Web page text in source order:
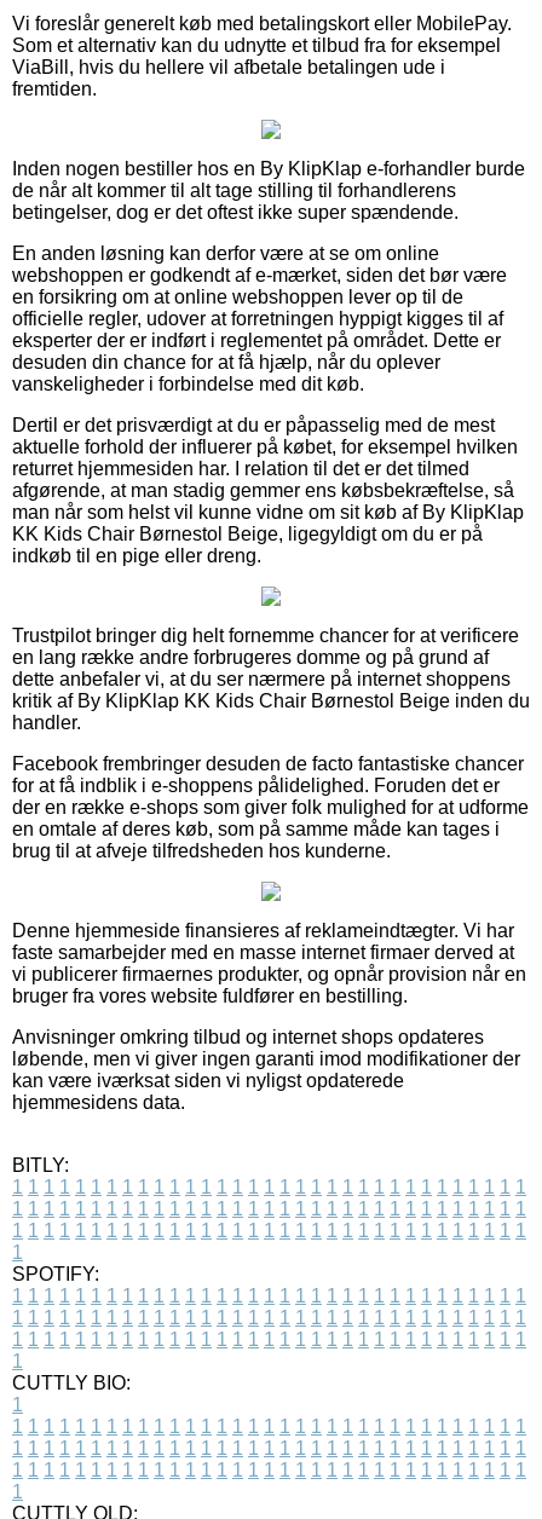
Vi foreslår generelt køb med betalingskort eller MobilePay.
Som et alternativ kan du udnytte et tilbud fra for eksempel
ViaBill, hvis du hellere vil afbetale betalingen ude i
fremtiden.
Inden nogen bestiller hos en By KlipKlap e-forhandler burde
de når alt kommer til alt tage stilling til forhandlerens
betingelser, dog er det oftest ikke super spændende.
En anden løsning kan derfor være at se om online
webshoppen er godkendt af e-mærket, siden det bør være
en forsikring om at online webshoppen lever op til de
officielle regler, udover at forretningen hyppigt kigges til af
eksperter der er indført i reglementet på området. Dette er
desuden din chance for at få hjælp, når du oplever
vanskeligheder i forbindelse med dit køb.
Dertil er det prisværdigt at du er påpasselig med de mest
aktuelle forhold der influerer på købet, for eksempel hvilken
returret hjemmesiden har. I relation til det er det tilmed
afgørende, at man stadig gemmer ens købsbekræftelse, så
man når som helst vil kunne vidne om sit køb af By KlipKlap
KK Kids Chair Børnestol Beige, ligegyldigt om du er på
indkøb til en pige eller dreng.
Trustpilot bringer dig helt fornemme chancer for at verificere
en lang række andre forbrugeres domme og på grund af
dette anbefaler vi, at du ser nærmere på internet shoppens
kritik af By KlipKlap KK Kids Chair Børnestol Beige inden du
handler.
Facebook frembringer desuden de facto fantastiske chancer
for at få indblik i e-shoppens pålidelighed. Foruden det er
der en række e-shops som giver folk mulighed for at udforme
en omtale af deres køb, som på samme måde kan tages i
brug til at afveje tilfredsheden hos kunderne.
Denne hjemmeside finansieres af reklameindtægter. Vi har
faste samarbejder med en masse internet firmaer derved at
vi publicerer firmaernes produkter, og opnår provision når en
bruger fra vores website fuldfører en bestilling.
Anvisninger omkring tilbud og internet shops opdateres
løbende, men vi giver ingen garanti imod modifikationer der
kan være iværksat siden vi nyligst opdaterede
hjemmesidens data.
BITLY:
1 1 1 1 1 1 1 1 1 1 1 1 1 1 1 1 1 1 1 1 1 1 1 1 1 1 1 1 1 1 1 1 1
1 1 1 1 1 1 1 1 1 1 1 1 1 1 1 1 1 1 1 1 1 1 1 1 1 1 1 1 1 1 1 1 1
1 1 1 1 1 1 1 1 1 1 1 1 1 1 1 1 1 1 1 1 1 1 1 1 1 1 1 1 1 1 1 1 1
1
SPOTIFY:
1 1 1 1 1 1 1 1 1 1 1 1 1 1 1 1 1 1 1 1 1 1 1 1 1 1 1 1 1 1 1 1 1
1 1 1 1 1 1 1 1 1 1 1 1 1 1 1 1 1 1 1 1 1 1 1 1 1 1 1 1 1 1 1 1 1
1 1 1 1 1 1 1 1 1 1 1 1 1 1 1 1 1 1 1 1 1 1 1 1 1 1 1 1 1 1 1 1 1
1
CUTTLY BIO:
1
1 1 1 1 1 1 1 1 1 1 1 1 1 1 1 1 1 1 1 1 1 1 1 1 1 1 1 1 1 1 1 1 1
1 1 1 1 1 1 1 1 1 1 1 1 1 1 1 1 1 1 1 1 1 1 1 1 1 1 1 1 1 1 1 1 1
1 1 1 1 1 1 1 1 1 1 1 1 1 1 1 1 1 1 1 1 1 1 1 1 1 1 1 1 1 1 1 1 1
1
CUTTLY OLD: